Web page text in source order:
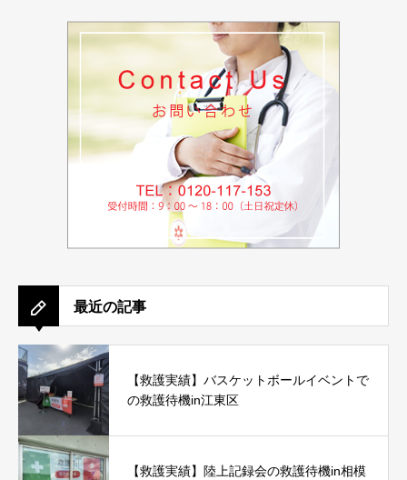
最近の記事
【救護実績】バスケットボールイベントで
の救護待機in江東区
【救護実績】陸上記録会の救護待機in相模